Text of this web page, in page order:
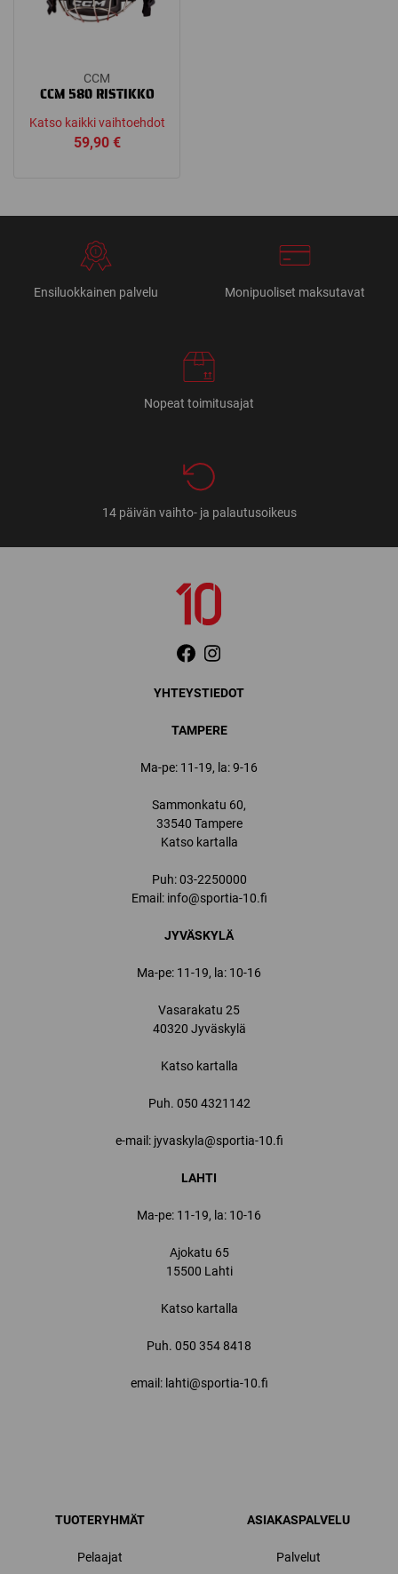
CCM
CCM 580 RISTIKKO
Katso kaikki vaihtoehdot
59,90 €
Ensiluokkainen palvelu Monipuoliset maksutavat
Nopeat toimitusajat
14 päivän vaihto- ja palautusoikeus
YHTEYSTIEDOT
TAMPERE
Ma-pe: 11-19, la: 9-16
Sammonkatu 60,
33540 Tampere
Katso kartalla
Puh:03-2250000
Email: info@sportia-10.fi
JYVÄSKYLÄ
Ma-pe: 11-19, la: 10-16
Vasarakatu 25
40320 Jyväskylä
Katso kartalla
Puh. 050 4321142
e-mail: jyvaskyla@sportia-10.fi
LAHTI
Ma-pe: 11-19, la: 10-16
Ajokatu 65
15500 Lahti
Katso kartalla
Puh. 050 354 8418
email: lahti@sportia-10.fi
TUOTERYHMÄT
Pelaajat
ASIAKASPALVELU
Palvelut